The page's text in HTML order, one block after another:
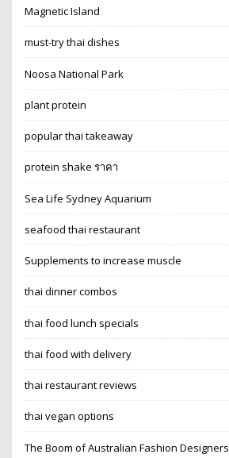
Magnetic Island
must-try thai dishes
Noosa National Park
plant protein
popular thai takeaway
protein shake ราคา
Sea Life Sydney Aquarium
seafood thai restaurant
Supplements to increase muscle
thai dinner combos
thai food lunch specials
thai food with delivery
thai restaurant reviews
thai vegan options
The Boom of Australian Fashion Designers